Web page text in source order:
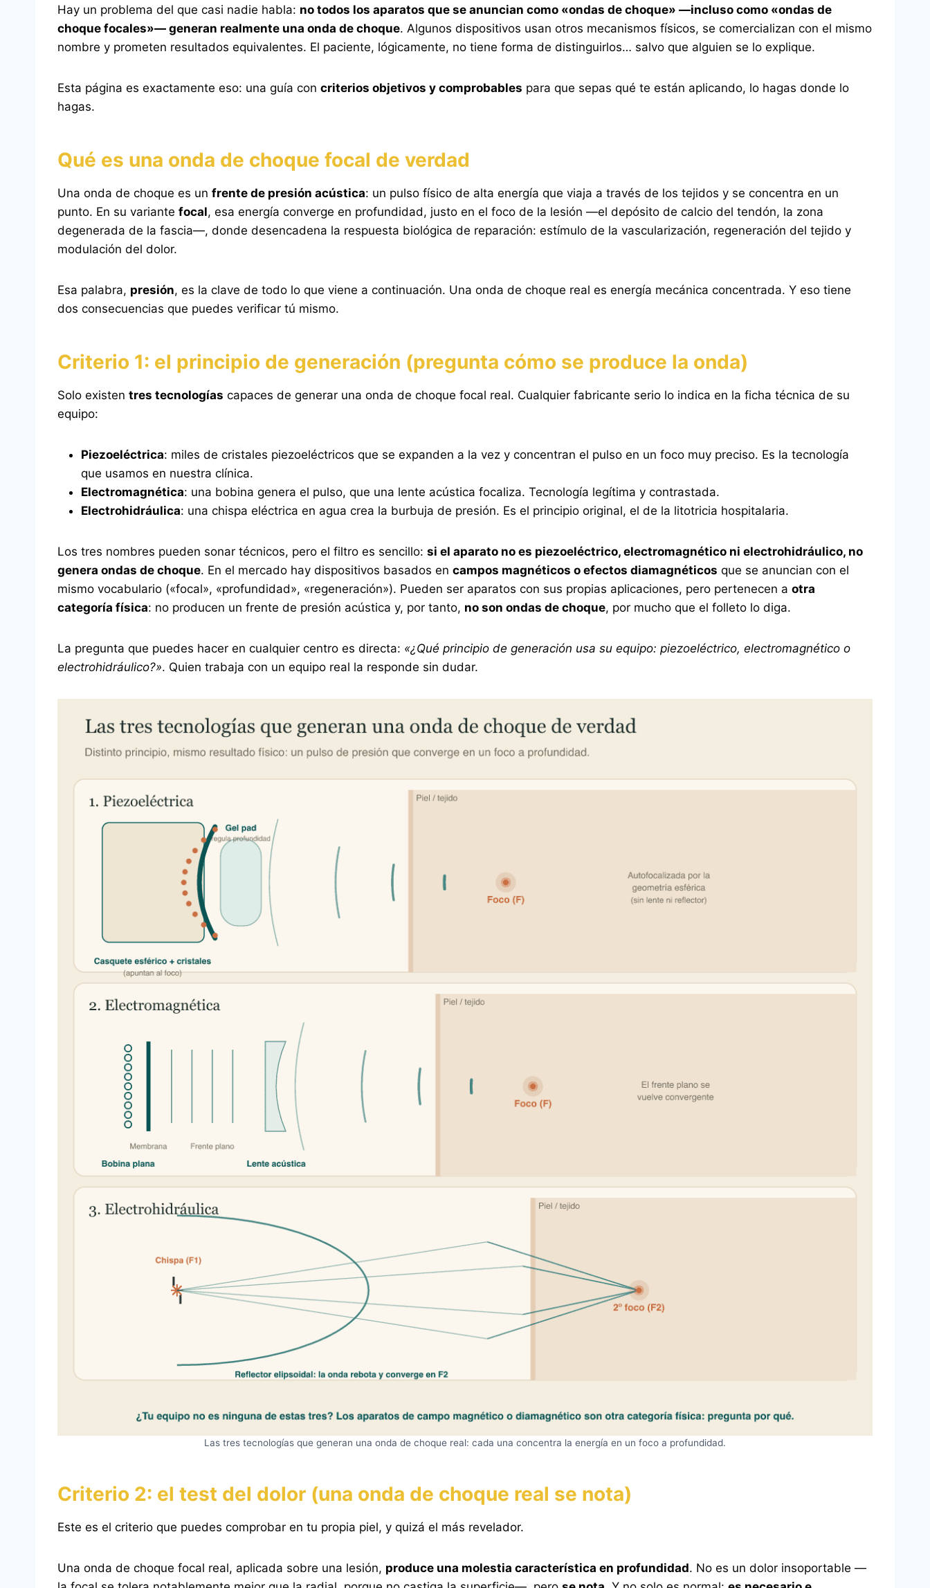
Hay un problema del que casi nadie habla: no todos los aparatos que se anuncian como «ondas de choque» —incluso como «ondas de
choque focales»— generan realmente una onda de choque. Algunos dispositivos usan otros mecanismos físicos, se comercializan con el mismo
nombre y prometen resultados equivalentes. El paciente, lógicamente, no tiene forma de distinguirlos… salvo que alguien se lo explique.
Esta página es exactamente eso: una guía con criterios objetivos y comprobables para que sepas qué te están aplicando, lo hagas donde lo
hagas.
Qué es una onda de choque focal de verdad
Una onda de choque es un frente de presión acústica: un pulso físico de alta energía que viaja a través de los tejidos y se concentra en un
punto. En su variante focal, esa energía converge en profundidad, justo en el foco de la lesión —el depósito de calcio del tendón, la zona
degenerada de la fascia—, donde desencadena la respuesta biológica de reparación: estímulo de la vascularización, regeneración del tejido y
modulación del dolor.
Esa palabra, presión, es la clave de todo lo que viene a continuación. Una onda de choque real es energía mecánica concentrada. Y eso tiene
dos consecuencias que puedes verificar tú mismo.
Criterio 1: el principio de generación (pregunta cómo se produce la onda)
Solo existen tres tecnologías capaces de generar una onda de choque focal real. Cualquier fabricante serio lo indica en la ficha técnica de su
equipo:
Piezoeléctrica: miles de cristales piezoeléctricos que se expanden a la vez y concentran el pulso en un foco muy preciso. Es la tecnología
que usamos en nuestra clínica.
Electromagnética: una bobina genera el pulso, que una lente acústica focaliza. Tecnología legítima y contrastada.
Electrohidráulica: una chispa eléctrica en agua crea la burbuja de presión. Es el principio original, el de la litotricia hospitalaria.
Los tres nombres pueden sonar técnicos, pero el filtro es sencillo: si el aparato no es piezoeléctrico, electromagnético ni electrohidráulico, no
genera ondas de choque. En el mercado hay dispositivos basados en campos magnéticos o efectos diamagnéticos que se anuncian con el
mismo vocabulario («focal», «profundidad», «regeneración»). Pueden ser aparatos con sus propias aplicaciones, pero pertenecen a otra
categoría física: no producen un frente de presión acústica y, por tanto, no son ondas de choque, por mucho que el folleto lo diga.
La pregunta que puedes hacer en cualquier centro es directa: «¿Qué principio de generación usa su equipo: piezoeléctrico, electromagnético o
electrohidráulico?». Quien trabaja con un equipo real la responde sin dudar.
Las tres tecnologías que generan una onda de choque real: cada una concentra la energía en un foco a profundidad.
Criterio 2: el test del dolor (una onda de choque real se nota)
Este es el criterio que puedes comprobar en tu propia piel, y quizá el más revelador.
Una onda de choque focal real, aplicada sobre una lesión, produce una molestia característica en profundidad. No es un dolor insoportable —